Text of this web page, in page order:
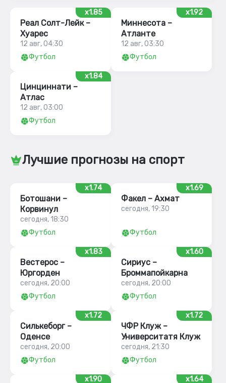
x1.85
Реал Солт-Лейк –
Хуарес
12 авг, 04:30
Футбол
x1.92
Миннесота –
Атланте
12 авг, 03:30
Футбол
x1.84
Цинциннати –
Атлас
12 авг, 03:00
Футбол
Лучшие прогнозы на спорт
x1.74
Ботошани –
Корвинул
сегодня, 18:30
Футбол
x1.69
Факел – Ахмат
сегодня, 19:30
Футбол
x1.83
Вестерос –
Юргорден
сегодня, 20:00
Футбол
x1.60
Сириус –
Броммапойкарна
сегодня, 20:00
Футбол
x1.72
Силькеборг –
Оденсе
сегодня, 20:00
Футбол
x1.72
ЧФР Клуж –
Университатя Клуж
сегодня, 21:30
Футбол
x1.90 x1.64